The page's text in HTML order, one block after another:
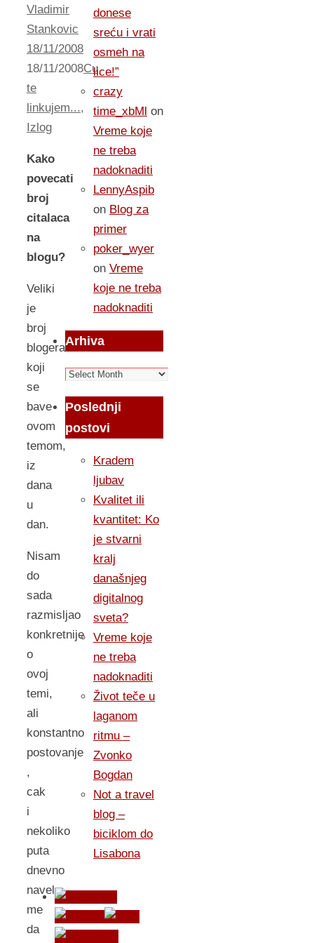
Vladimir
Stankovic
18/11/2008
18/11/2008Cu
te
linkujem...,
Izlog
Kako
povecati
broj
citalaca
na
blogu?
Veliki
je
broj
blogera
koji
se
bave
ovom
temom,
iz
dana
u
dan.
Nisam
do
sada
razmisljao
konkretnije
o
ovoj
temi,
ali
konstantno
postovanje
,
cak
i
nekoliko
puta
dnevno
navelo
me
da
donese
sreću i vrati
osmeh na
lice!”
crazy
time_xbMl on
Vreme koje
ne treba
nadoknaditi
LennyAspib
on Blog za
primer
poker_wyer
on Vreme
koje ne treba
nadoknaditi
Arhiva
Arhiva
Poslednji
postovi
Kradem
ljubav
Kvalitet ili
kvantitet: Ko
je stvarni
kralj
današnjeg
digitalnog
sveta?
Vreme koje
ne treba
nadoknaditi
Život teče u
laganom
ritmu –
Zvonko
Bogdan
Not a travel
blog –
biciklom do
Lisabona